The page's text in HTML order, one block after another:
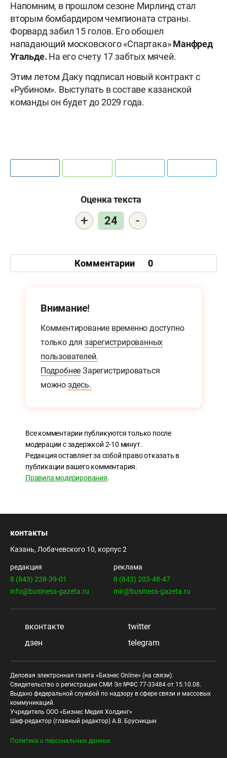
Напомним, в прошлом сезоне Мирлинд стал
вторым бомбардиром чемпионата страны.
Форвард забил 15 голов. Его обошел
нападающий московского «Спартака»Манфред
Угальде. На его счету 17 забтых мячей.
Этим летом Даку подписал новый контракт с
«Рубином». Выступать в составе казанской
команды он будет до 2029 года.
Оценка текста
+ 24 -
Комментарии 0
Внимание!
Комментирование временно доступно
только для зарегистрированных
пользователей.
Подробнее Зарегистрироваться
можно здесь.
Все комментарии публикуются только после
модерации с задержкой 2-10 минут.
Редакция оставляет за собой право отказать в
публикации вашего комментария.
Правила модерирования.
контакты
Казань, Лобачевского 10, корпус 2
редакция
8 (843) 238-39-01
info@business-gazeta.ru
реклама
8 (843) 203-48-47
mir@business-gazeta.ru
вконтакте
twitter
дзен
telegram
Деловая электронная газета «Бизнес Online» (на связи).
Свидетельство о регистрации СМИ Эл №ФС 77-33484 от 15.10.08.
Выдано федеральной службой по надзору в сфере связи и массовых
коммуникаций.
Учредитель ООО «Бизнес Медия Холдинг»
Шеф-редактор (главный редактор) А.В. Брусницын
Политика о персональных данных